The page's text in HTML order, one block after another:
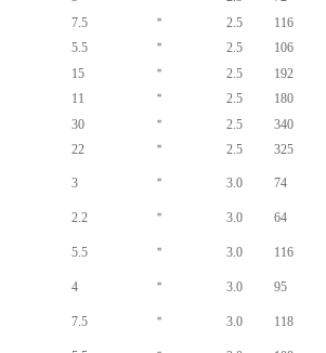
7.5 ＂ 2.5
116
5.5 ＂ 2.5
106
15 ＂ 2.5
192
11 ＂ 2.5
180
30 ＂ 2.5
340
22 ＂ 2.5
325
3 ＂ 3.0
74
2.2 ＂ 3.0
64
5.5 ＂ 3.0
116
4 ＂ 3.0
95
7.5 ＂ 3.0
118